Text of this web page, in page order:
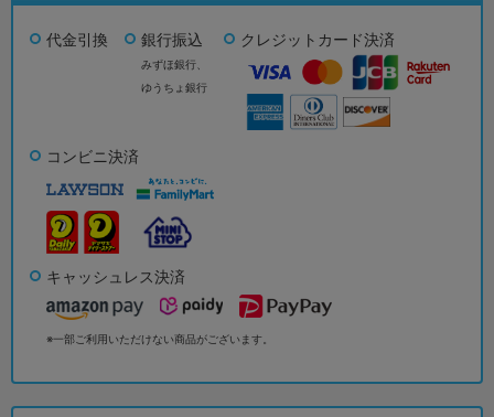
代金引換 銀行振込
みずほ銀行、
ゆうちょ銀行
クレジットカード決済
コンビニ決済
キャッシュレス決済
※一部ご利用いただけない商品がございます。